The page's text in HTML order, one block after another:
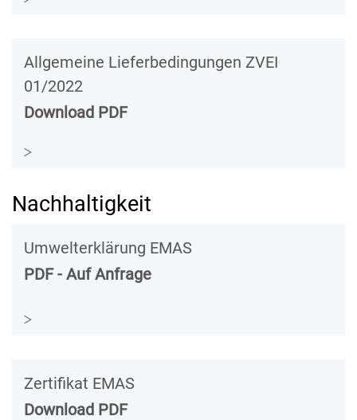
Allgemeine Lieferbedingungen ZVEI
01/2022
Download PDF
Nachhaltigkeit
Umwelterklärung EMAS
PDF - Auf Anfrage
Zertifikat EMAS
Download PDF